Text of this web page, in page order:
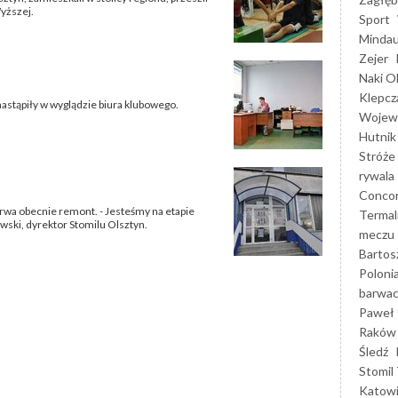
w wyglądzie biura klubowego.
obecnie remont. - Jesteśmy na etapie
dyrektor Stomilu Olsztyn.
Sport
Zejer
Naki
Stróże
rywala
meczu
Śledź
Stomil